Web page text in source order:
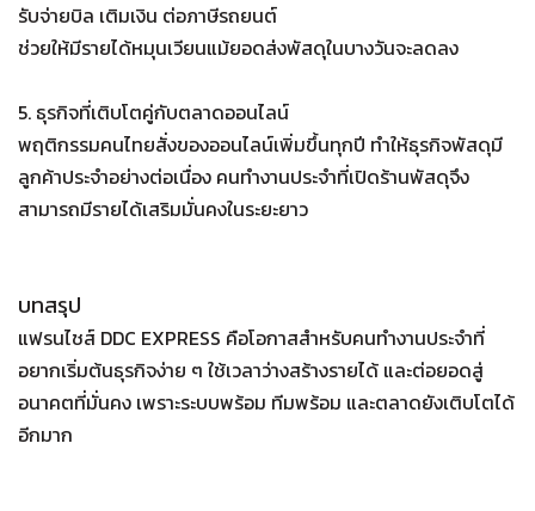
รับจ่ายบิล เติมเงิน ต่อภาษีรถยนต์
ช่วยให้มีรายได้หมุนเวียนแม้ยอดส่งพัสดุในบางวันจะลดลง
5. ธุรกิจที่เติบโตคู่กับตลาดออนไลน์
พฤติกรรมคนไทยสั่งของออนไลน์เพิ่มขึ้นทุกปี ทำให้ธุรกิจพัสดุมี
ลูกค้าประจำอย่างต่อเนื่อง คนทำงานประจำที่เปิดร้านพัสดุจึง
สามารถมีรายได้เสริมมั่นคงในระยะยาว
บทสรุป
แฟรนไชส์ DDC EXPRESS คือโอกาสสำหรับคนทำงานประจำที่
อยากเริ่มต้นธุรกิจง่าย ๆ ใช้เวลาว่างสร้างรายได้ และต่อยอดสู่
อนาคตที่มั่นคง เพราะระบบพร้อม ทีมพร้อม และตลาดยังเติบโตได้
อีกมาก